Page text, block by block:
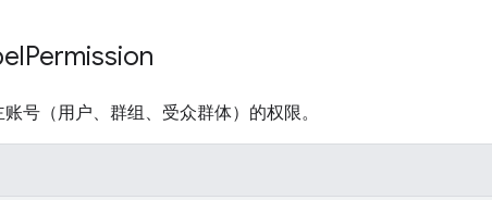
Permission
号（用户、群组、受众群体）的权限。